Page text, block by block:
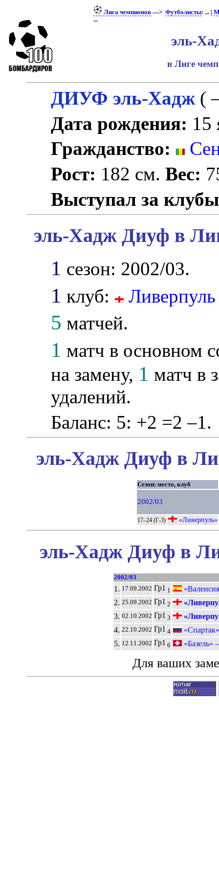
Лига чемпионов —> Футболисты: ... |
...
эль-
в Лиге
ДИУФ эль-Хадж (
Дата рождения: 15
Гражданство:
Рост: 182 см.Вес:
Выступал за
эль-Хадж Диуф в
1 сезон: 2002/03.
1 клуб: Ливерпуль
5 матчей.
1 матч в основном
на замену, 1 матч в
удалений.
Баланс: 5: +2 =2 –1.
эль-Хадж Диуф в
Сезон: место, клуб
2002/03
17–24 (Г-3) «Ливерпуль»
эль-Хадж Диуф в
2002/03
1. 17.09.2002 Гр1 1
2. 25.09.2002 Гр1 2
3. 02.10.2002 Гр1 3
4. 22.10.2002 Гр1 4
5. 12.11.2002 Гр1 6 «Базель»
Для ваших